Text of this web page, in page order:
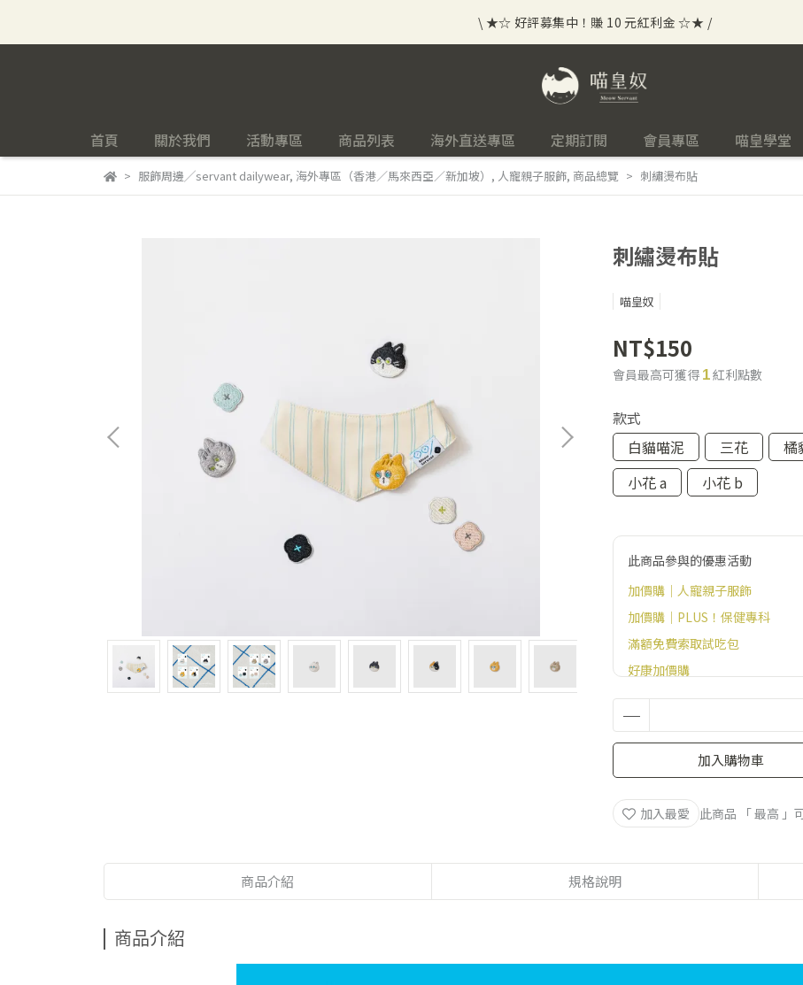
\ ★☆ 好評募集中！賺 10 元紅利金 ☆★ /
⟡⣠𝘄𝗲𝗹𝗰𝗼𝗺𝗲 ⁘ 新會員贈 50 元紅利金
首頁 關於我們 活動專區 商品列表 海外直送專區 定期訂閱 會員專區 喵皇學堂
服飾周邊╱servant dailywear, 海外專區（香港／馬來西亞／新加坡） , 人寵親子服飾, 商品總覽 刺繡燙布貼
刺繡燙布貼
喵皇奴
NT$150
會員最高可獲得 1紅利點數
款式
白貓喵泥
三花 橘
小花 a
小花 b
此商品參與的優惠活動
加價購｜人寵親子服飾
加價購｜PLUS！保健專科
滿額免費索取試吃包
好康加價購
官網滿額贈好禮（恕無法指定
加入購物車
加入最愛 此商品 「 最高 」
商品介紹 規格說明
商品介紹